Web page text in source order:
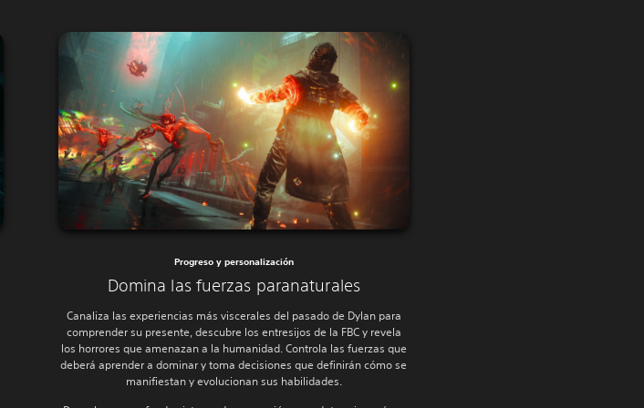
Progreso y personalización
Domina las fuerzas paranaturales
Canaliza las experiencias más viscerales del pasado de Dylan para
comprender su presente, descubre los entresijos de la FBC y revela
los horrores que amenazan a la humanidad. Controla las fuerzas que
deberá aprender a dominar y toma decisiones que definirán cómo se
manifiestan y evolucionan sus habilidades.